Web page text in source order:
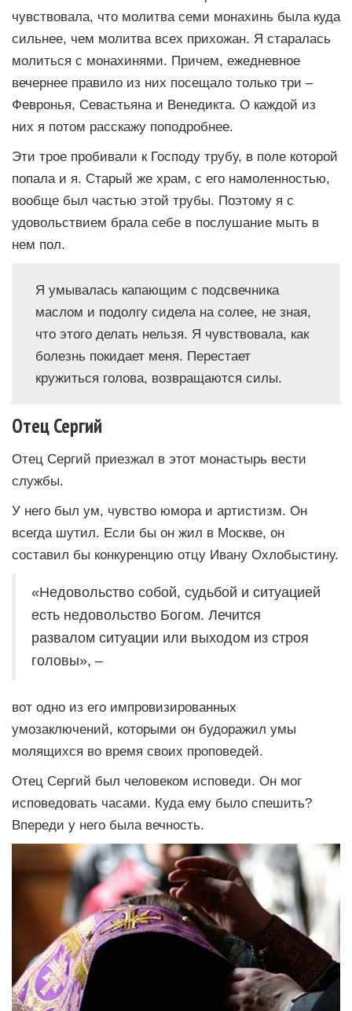
чувствовала, что молитва семи монахинь была куда
сильнее, чем молитва всех прихожан. Я старалась
молиться с монахинями. Причем, ежедневное
вечернее правило из них посещало только три –
Февронья, Севастьяна и Венедикта. О каждой из
них я потом расскажу поподробнее.
Эти трое пробивали к Господу трубу, в поле которой
попала и я. Старый же храм, с его намоленностью,
вообще был частью этой трубы. Поэтому я с
удовольствием брала себе в послушание мыть в
нем пол.
Я умывалась капающим с подсвечника
маслом и подолгу сидела на солее, не зная,
что этого делать нельзя. Я чувствовала, как
болезнь покидает меня. Перестает
кружиться голова, возвращаются силы.
Отец Сергий
Отец Сергий приезжал в этот монастырь вести
службы.
У него был ум, чувство юмора и артистизм. Он
всегда шутил. Если бы он жил в Москве, он
составил бы конкуренцию отцу Ивану Охлобыстину.
«Недовольство собой, судьбой и ситуацией
есть недовольство Богом. Лечится
развалом ситуации или выходом из строя
головы», –
вот одно из его импровизированных
умозаключений, которыми он будоражил умы
молящихся во время своих проповедей.
Отец Сергий был человеком исповеди. Он мог
исповедовать часами. Куда ему было спешить?
Впереди у него была вечность.